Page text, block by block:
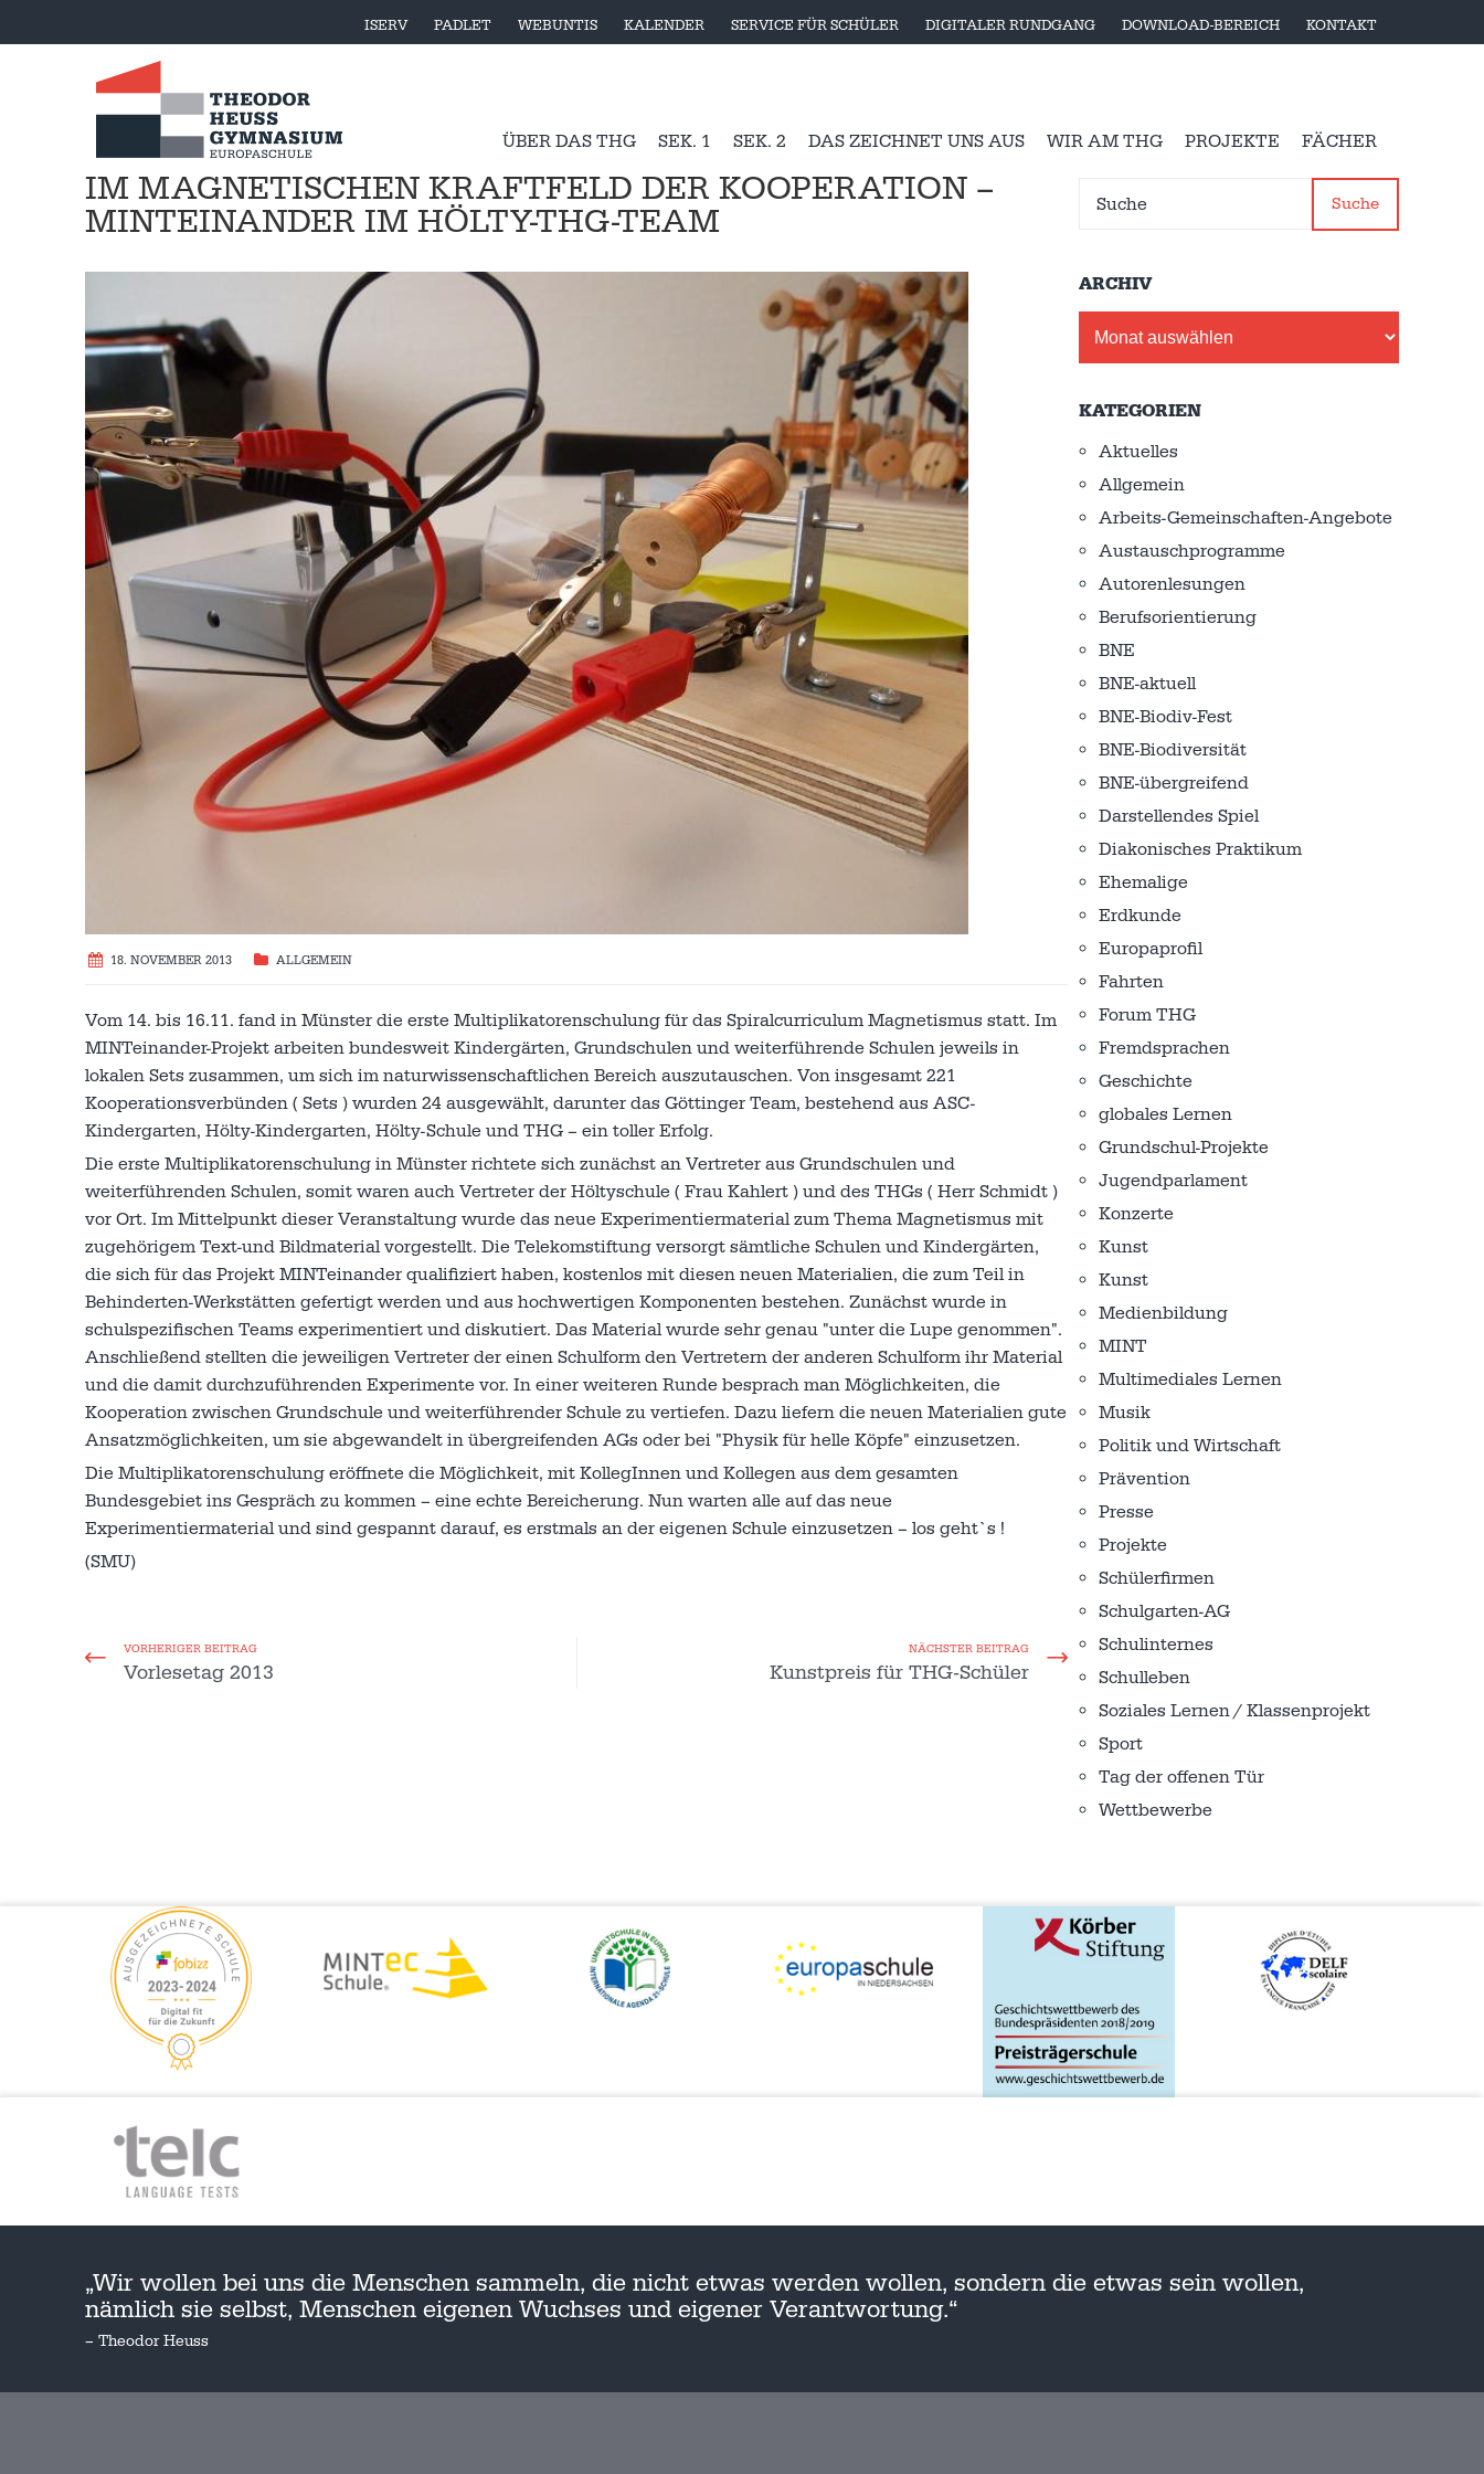
ISERV PADLET WEBUNTIS KALENDER SERVICE FÜR SCHÜLER DIGITALER RUNDGANG DOWNLOAD-BEREICH KONTAKT
ÜBER DAS THG SEK. 1 SEK. 2 DAS ZEICHNET UNS AUS WIR AM THG PROJEKTE FÄCHER
IM MAGNETISCHEN KRAFTFELD DER KOOPERATION –
MINTEINANDER IM HÖLTY-THG-TEAM
18. NOVEMBER 2013 ALLGEMEIN
Vom 14. bis 16.11. fand in Münster die erste Multiplikatorenschulung für das Spiralcurriculum Magnetismus statt. Im
MINTeinander-Projekt arbeiten bundesweit Kindergärten, Grundschulen und weiterführende Schulen jeweils in
lokalen Sets zusammen, um sich im naturwissenschaftlichen Bereich auszutauschen. Von insgesamt 221
Kooperationsverbünden ( Sets ) wurden 24 ausgewählt, darunter das Göttinger Team, bestehend aus ASC-
Kindergarten, Hölty-Kindergarten, Hölty-Schule und THG – ein toller Erfolg.
Die erste Multiplikatorenschulung in Münster richtete sich zunächst an Vertreter aus Grundschulen und
weiterführenden Schulen, somit waren auch Vertreter der Höltyschule ( Frau Kahlert ) und des THGs ( Herr Schmidt )
vor Ort. Im Mittelpunkt dieser Veranstaltung wurde das neue Experimentiermaterial zum Thema Magnetismus mit
zugehörigem Text-und Bildmaterial vorgestellt. Die Telekomstiftung versorgt sämtliche Schulen und Kindergärten,
die sich für das Projekt MINTeinander qualifiziert haben, kostenlos mit diesen neuen Materialien, die zum Teil in
Behinderten-Werkstätten gefertigt werden und aus hochwertigen Komponenten bestehen. Zunächst wurde in
schulspezifischen Teams experimentiert und diskutiert. Das Material wurde sehr genau "unter die Lupe genommen".
Anschließend stellten die jeweiligen Vertreter der einen Schulform den Vertretern der anderen Schulform ihr Material
und die damit durchzuführenden Experimente vor. In einer weiteren Runde besprach man Möglichkeiten, die
Kooperation zwischen Grundschule und weiterführender Schule zu vertiefen. Dazu liefern die neuen Materialien gute
Ansatzmöglichkeiten, um sie abgewandelt in übergreifenden AGs oder bei "Physik für helle Köpfe" einzusetzen.
Die Multiplikatorenschulung eröffnete die Möglichkeit, mit KollegInnen und Kollegen aus dem gesamten
Bundesgebiet ins Gespräch zu kommen – eine echte Bereicherung. Nun warten alle auf das neue
Experimentiermaterial und sind gespannt darauf, es erstmals an der eigenen Schule einzusetzen – los geht`s !
(SMU)
VORHERIGER BEITRAG
Vorlesetag 2013
NÄCHSTER BEITRAG
Kunstpreis für THG-Schüler
Suche
ARCHIV
KATEGORIEN
Aktuelles
Allgemein
Arbeits-Gemeinschaften-Angebote
Austausch­programme
Autorenlesungen
Berufsorientierung
BNE
BNE-aktuell
BNE-Biodiv-Fest
BNE-Biodiversität
BNE-übergreifend
Darstellendes Spiel
Diakonisches Praktikum
Ehemalige
Erdkunde
Europaprofil
Fahrten
Forum THG
Fremdsprachen
Geschichte
globales Lernen
Grundschul-Projekte
Jugendparlament
Konzerte
Kunst
Kunst
Medienbildung
MINT
Multimediales Lernen
Musik
Politik und Wirtschaft
Prävention
Presse
Projekte
Schülerfirmen
Schulgarten-AG
Schulinternes
Schulleben
Soziales Lernen / Klassenprojekt
Sport
Tag der offenen Tür
Wettbewerbe
„Wir wollen bei uns die Menschen sammeln, die nicht etwas werden wollen, sondern die etwas sein wollen,
nämlich sie selbst, Menschen eigenen Wuchses und eigener Verantwortung.“
– Theodor Heuss